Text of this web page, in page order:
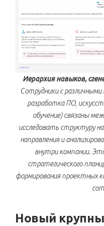
Иерархия навыков,
Сотрудники с
разработка ПО,
обучение) связаны
исследовать структуру
направления и
внутри компании.
стратегического
формирования проектных
Новый